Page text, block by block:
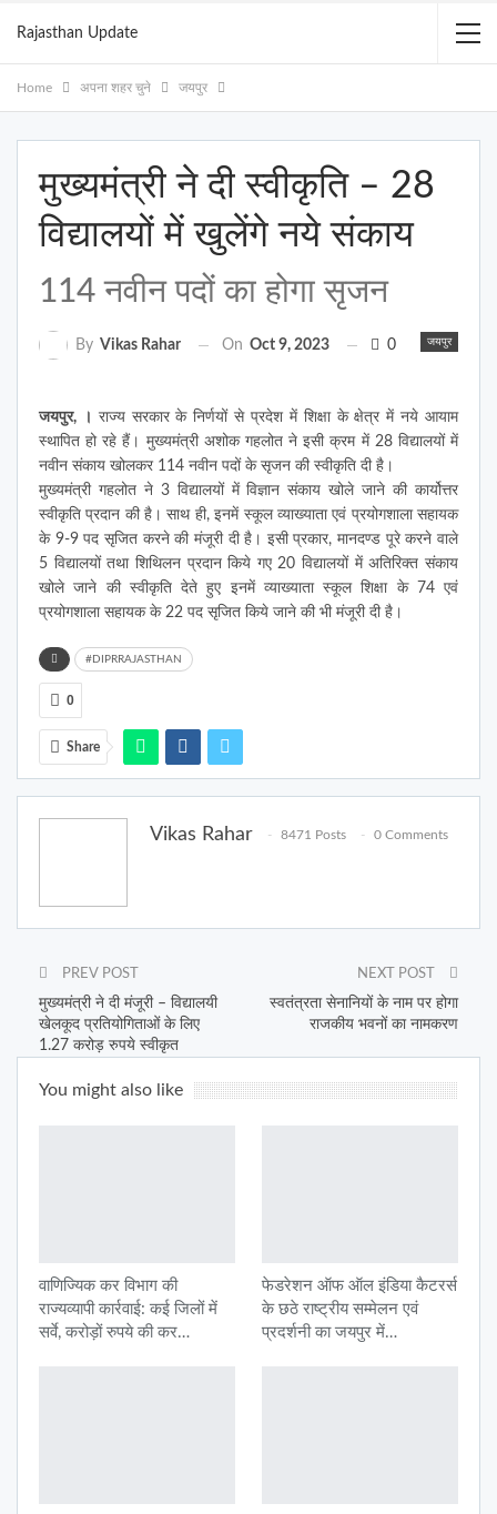
Rajasthan Update
Home अपना शहर चुने जयपुर
मुख्यमंत्री ने दी स्वीकृति – 28
विद्यालयों में खुलेंगे नये संकाय
114 नवीन पदों का होगा सृजन
जयपुर
By Vikas Rahar On Oct 9, 2023 0
जयपुर, । राज्य सरकार के निर्णयों से प्रदेश में शिक्षा के क्षेत्र में नये आयाम
स्थापित हो रहे हैं। मुख्यमंत्री अशोक गहलोत ने इसी क्रम में 28 विद्यालयों में
नवीन संकाय खोलकर 114 नवीन पदों के सृजन की स्वीकृति दी है।
मुख्यमंत्री गहलोत ने 3 विद्यालयों में विज्ञान संकाय खोले जाने की कार्योत्तर
स्वीकृति प्रदान की है। साथ ही, इनमें स्कूल व्याख्याता एवं प्रयोगशाला सहायक
के 9-9 पद सृजित करने की मंजूरी दी है। इसी प्रकार, मानदण्ड पूरे करने वाले
5 विद्यालयों तथा शिथिलन प्रदान किये गए 20 विद्यालयों में अतिरिक्त संकाय
खोले जाने की स्वीकृति देते हुए इनमें व्याख्याता स्कूल शिक्षा के 74 एवं
प्रयोगशाला सहायक के 22 पद सृजित किये जाने की भी मंजूरी दी है।
#DIPRRAJASTHAN
0
Share
Vikas Rahar 8471 Posts 0 Comments
PREV POST
मुख्यमंत्री ने दी मंजूरी – विद्यालयी
खेलकूद प्रतियोगिताओं के लिए
1.27 करोड़ रुपये स्वीकृत
NEXT POST
स्वतंत्रता सेनानियों के नाम पर होगा
राजकीय भवनों का नामकरण
You might also like
वाणिज्यिक कर विभाग की
राज्यव्यापी कार्रवाई: कई जिलों में
सर्वे, करोड़ों रुपये की कर…
फेडरेशन ऑफ ऑल इंडिया कैटरर्स
के छठे राष्ट्रीय सम्मेलन एवं
प्रदर्शनी का जयपुर में…